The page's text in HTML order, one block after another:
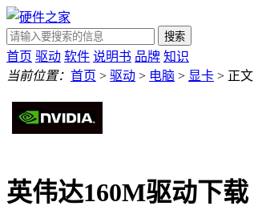
搜索
首页 驱动 软件 说明书 品牌 知识
当前位置： 首页 > 驱动 > 电脑 > 显卡 > 正文
英伟达160M驱动下载